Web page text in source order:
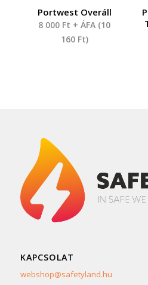
Portwest Overáll
8 000 Ft + ÁFA (10
160 Ft)
KAPCSOLAT
webshop@safetyland.hu